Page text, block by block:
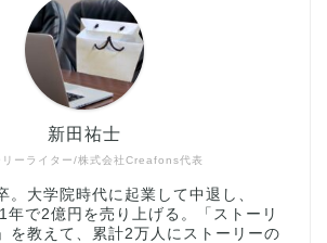
リーライター/株式会社Creafons代表
新田祐士
。大学院時代に起業して中退し、
年で2億円を売り上げる。「ストーリ
を教えて、累計2万人にストーリーの